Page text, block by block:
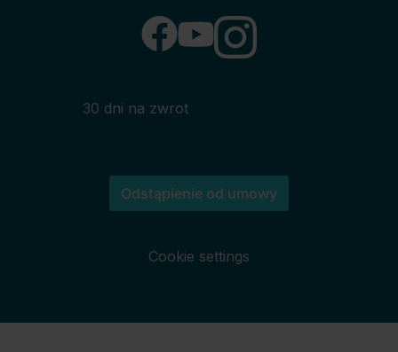
30 dni na zwrot
Odstąpienie od umowy
Cookie settings